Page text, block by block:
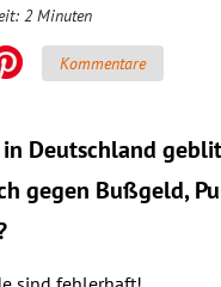
2 Minuten
Kommentare
Deutschland
gegen Bußgeld,